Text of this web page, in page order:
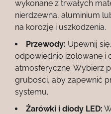
wykonane z trwałych
nierdzewna, aluminium
na korozję i uszkodzenia.
Przewody: Upewnij
odpowiednio izolowane i
atmosferyczne. Wybierz
grubości, aby zapewnić
systemu.
Żarówki i diody LED: